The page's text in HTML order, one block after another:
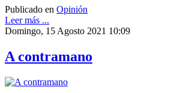
Publicado en Opinión
Leer más ...
Domingo, 15 Agosto 2021 10:09
A contramano